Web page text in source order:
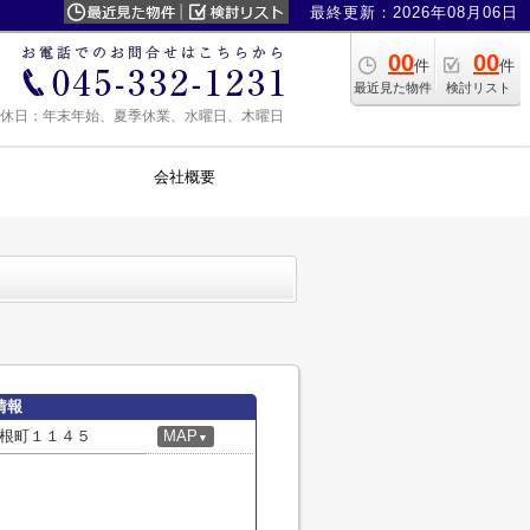
最終更新：2026年08月06日
00件
最近見た物件
00件
検討リスト
日：年末年始、夏季休業、水曜日、木曜日
会社概要
報
町１１４５
MAP ▼